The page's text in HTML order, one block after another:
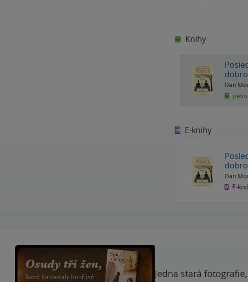
Knihy
Dan
E-knihy
Dan
E-
Jedna stará